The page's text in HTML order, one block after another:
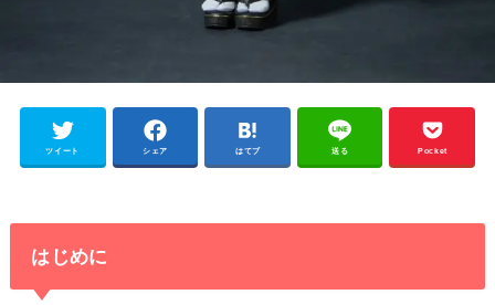
ツイート シェア はてブ 送る Pocket
はじめに